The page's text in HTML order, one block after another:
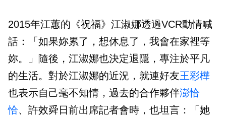
2015年江蕙的《祝福》江淑娜透過VCR動情喊
話：「如果妳累了，想休息了，我會在家裡等
妳。」隨後，江淑娜也決定退隱，專注於平凡
的生活。對於江淑娜的近況，就連好友王彩樺
也表示自己毫不知情，過去的合作夥伴澎恰
恰、許效舜日前出席記者會時，也坦言：「她